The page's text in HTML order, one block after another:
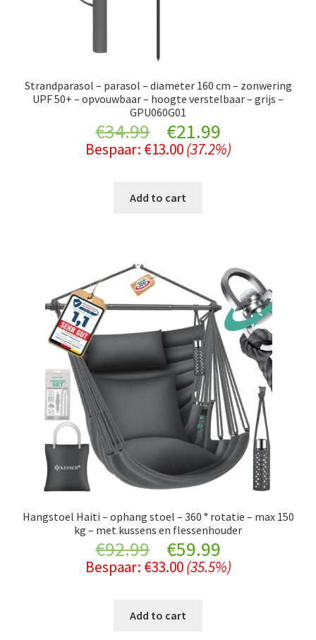
Strandparasol – parasol – diameter 160 cm – zonwering
UPF 50+ – opvouwbaar – hoogte verstelbaar – grijs –
GPU060G01
€34.99
Original
price
was:
€21.99Current
price
Bespaar: €13.00 (37.2%)
Add to cart
Hangstoel Haiti – ophang stoel – 360 ° rotatie – max 150
kg – met kussens en flessenhouder
€92.99
Original
price
was:
€59.99Current
price
Bespaar: €33.00 (35.5%)
Add to cart